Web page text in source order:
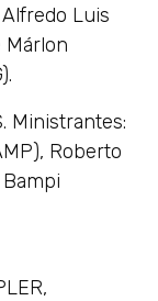
Luis
Márlon
Ministrantes:
Roberto